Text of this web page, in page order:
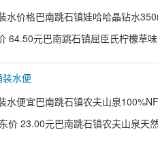
水价格巴南跳石镇娃哈哈晶钻水
64.50元巴南跳石镇屈臣氏柠檬草
装水便
水便宜巴南跳石镇农夫山泉
价 23.00元巴南跳石镇农夫山泉天